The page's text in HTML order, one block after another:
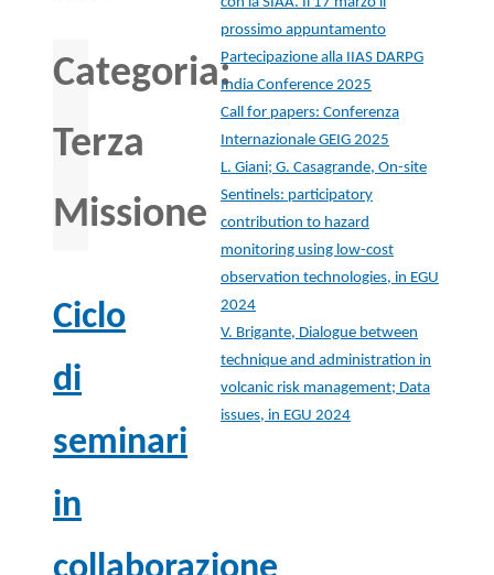
Categoria:
Terza
Missione
Ciclo
di
seminari
in
prossimo appuntamento
Partecipazione alla IIAS DARPG
India Conference 2025
Call for papers: Conferenza
Internazionale GEIG 2025
L. Giani; G. Casagrande, On-site
Sentinels: participatory
contribution to hazard
monitoring using low-cost
observation technologies, in EGU
2024
V. Brigante, Dialogue between
technique and administration in
volcanic risk management; Data
issues, in EGU 2024